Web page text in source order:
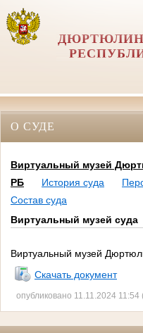
О СУДЕ
Виртуальный музей
РБ
История суда
Состав суда
Виртуальный музей суда
Виртуальный музей
Скачать документ
опубликовано 11.11.2024